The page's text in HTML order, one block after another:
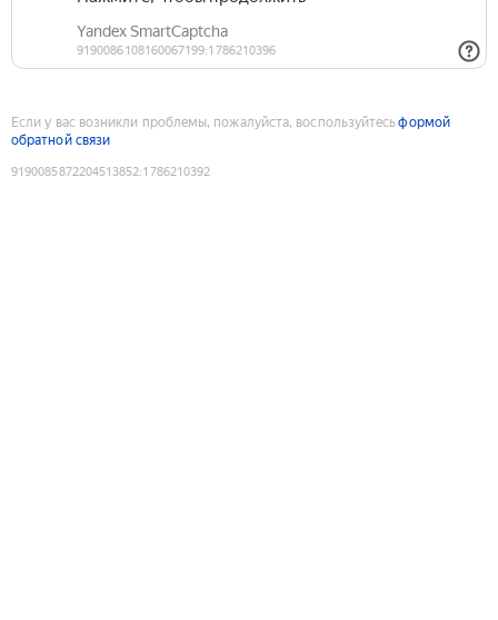
Если у вас возникли проблемы, пожалуйста, воспользуйтесьформой
обратной связи
9190085872204513852:1786210392